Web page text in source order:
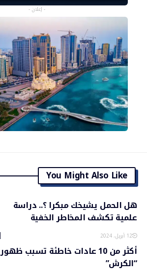
- إعلان -
You Might Also Like
هل الحمل يشيخك مبكرا ؟.. دراسة
علمية تكشف المخاطر الخفية
12 أبريل، 2024
أكثر من 10 عادات خاطئة تسبب ظهور
“الكرش”